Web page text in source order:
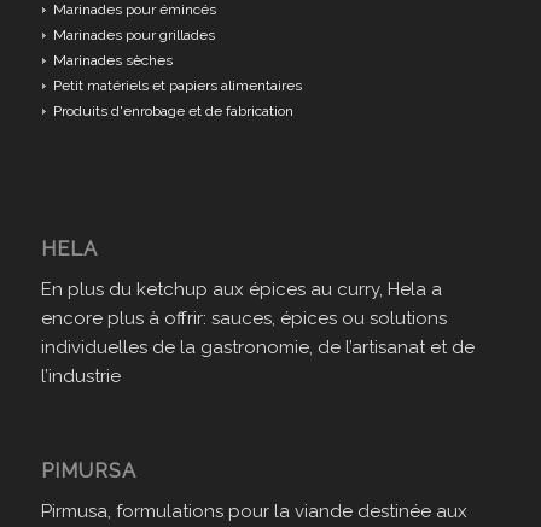
Marinades pour émincés
Marinades pour grillades
Marinades sèches
Petit matériels et papiers alimentaires
Produits d'enrobage et de fabrication
HELA
En plus du ketchup aux épices au curry, Hela a
encore plus à offrir: sauces, épices ou solutions
individuelles de la gastronomie, de l’artisanat et de
l’industrie
PIMURSA
Pirmusa, formulations pour la viande destinée aux